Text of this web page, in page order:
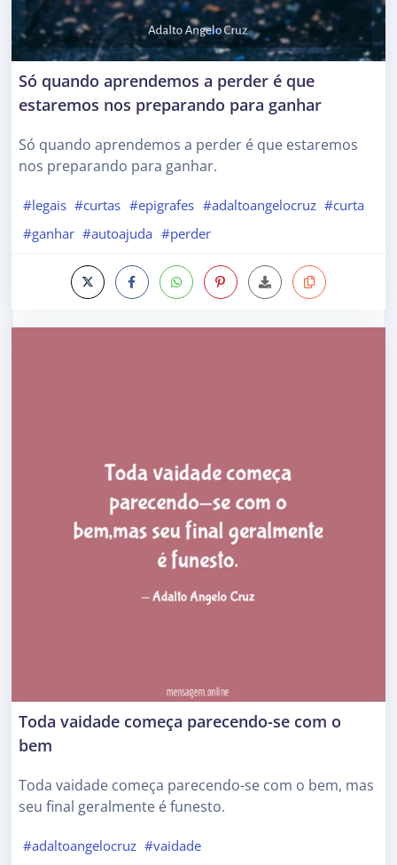
Só quando aprendemos a perder é que
estaremos nos preparando para ganhar
Só quando aprendemos a perder é que estaremos
nos preparando para ganhar.
#legais #curtas #epigrafes #adaltoangelocruz #curta
#ganhar #autoajuda #perder
Toda vaidade começa parecendo-se com o
bem
Toda vaidade começa parecendo-se com o bem, mas
seu final geralmente é funesto.
#adaltoangelocruz #vaidade